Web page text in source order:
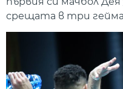
срещата в три